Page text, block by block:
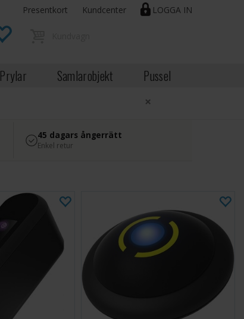
LOGGA IN
Presentkort Kundcenter
Prylar Samlarobjekt Pussel
×
45 dagars ångerrätt
Enkel retur